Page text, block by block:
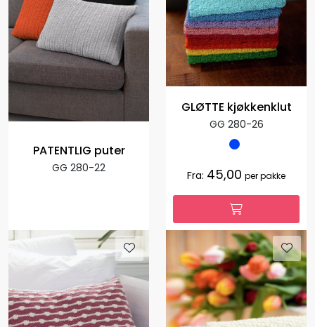
PATENTLIG puter
GG 280-22
GLØTTE kjøkkenklut
GG 280-26
Fra: 45,00 per pakke